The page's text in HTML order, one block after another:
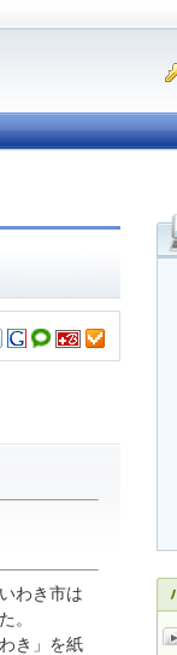
わき市は
。
き」を紙